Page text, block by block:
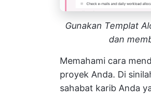
Gunakan Templat
dan
Memahami cara
proyek Anda. Di
sahabat karib Anda